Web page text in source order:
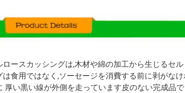
ロースカッシングは,木材や綿の加工から生じるセ
は食用ではなく,ソーセージを消費する前に剥がな
厚い黒い線が外側を走っています皮のない完成品